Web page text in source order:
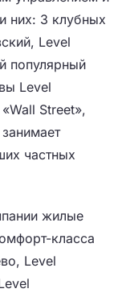
них: 3 клубных
Level
популярный
Level
Street»,
частных
жилые
класса
Level